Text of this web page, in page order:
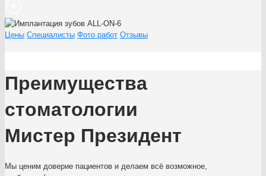
Цены Специалисты Фото работ Отзывы
Преимущества
стоматологии
Мистер Президент
Мы ценим доверие пациентов и делаем всё возможное,